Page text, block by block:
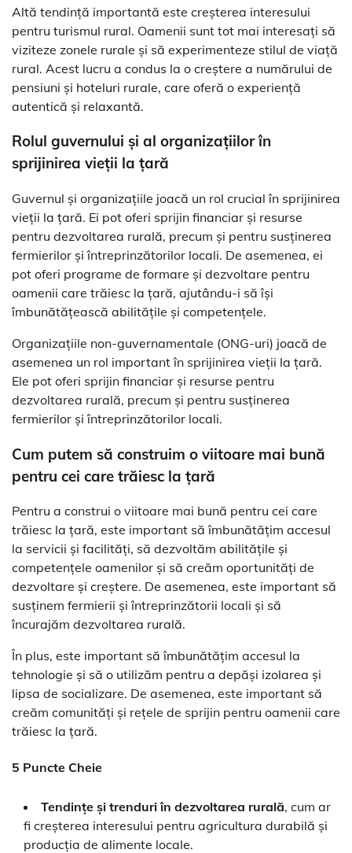
Altă tendință importantă este creșterea interesului
pentru turismul rural. Oamenii sunt tot mai interesați să
viziteze zonele rurale și să experimenteze stilul de viață
rural. Acest lucru a condus la o creștere a numărului de
pensiuni și hoteluri rurale, care oferă o experiență
autentică și relaxantă.
Rolul guvernului și al organizațiilor în
sprijinirea vieții la țară
Guvernul și organizațiile joacă un rol crucial în sprijinirea
vieții la țară. Ei pot oferi sprijin financiar și resurse
pentru dezvoltarea rurală, precum și pentru susținerea
fermierilor și întreprinzătorilor locali. De asemenea, ei
pot oferi programe de formare și dezvoltare pentru
oamenii care trăiesc la țară, ajutându-i să își
îmbunătățească abilitățile și competențele.
Organizațiile non-guvernamentale (ONG-uri) joacă de
asemenea un rol important în sprijinirea vieții la țară.
Ele pot oferi sprijin financiar și resurse pentru
dezvoltarea rurală, precum și pentru susținerea
fermierilor și întreprinzătorilor locali.
Cum putem să construim o viitoare mai bună
pentru cei care trăiesc la țară
Pentru a construi o viitoare mai bună pentru cei care
trăiesc la țară, este important să îmbunătățim accesul
la servicii și facilități, să dezvoltăm abilitățile și
competențele oamenilor și să creăm oportunități de
dezvoltare și creștere. De asemenea, este important să
susținem fermierii și întreprinzătorii locali și să
încurajăm dezvoltarea rurală.
În plus, este important să îmbunătățim accesul la
tehnologie și să o utilizăm pentru a depăși izolarea și
lipsa de socializare. De asemenea, este important să
creăm comunități și rețele de sprijin pentru oamenii care
trăiesc la țară.
5 Puncte Cheie
Tendințe și trenduri în dezvoltarea rurală, cum ar
fi creșterea interesului pentru agricultura durabilă și
producția de alimente locale.